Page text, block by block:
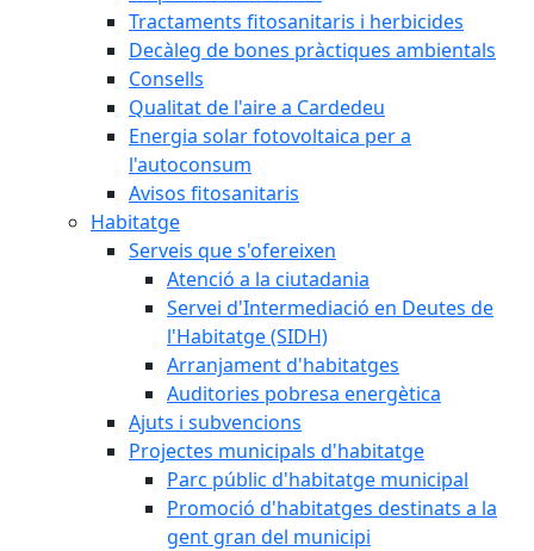
Tractaments fitosanitaris i herbicides
Decàleg de bones pràctiques ambientals
Consells
Qualitat de l'aire a Cardedeu
Energia solar fotovoltaica per a
l'autoconsum
Avisos fitosanitaris
Habitatge
Serveis que s'ofereixen
Atenció a la ciutadania
Servei d'Intermediació en Deutes de
l'Habitatge (SIDH)
Arranjament d'habitatges
Auditories pobresa energètica
Ajuts i subvencions
Projectes municipals d'habitatge
Parc públic d'habitatge municipal
Promoció d'habitatges destinats a la
gent gran del municipi